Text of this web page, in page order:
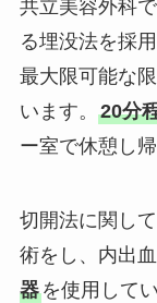
共立美容外科で
る埋没法を採
最大限可能な
います。 20分
ー室で休憩し
切開法に関し
術をし、内出
器を使用してい